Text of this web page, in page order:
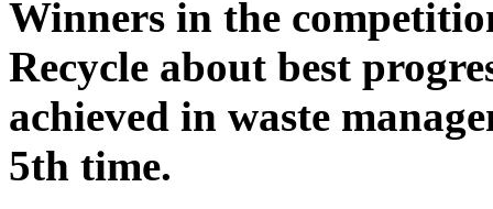
Winners in the
Recycle about best
achieved in waste
5th time.